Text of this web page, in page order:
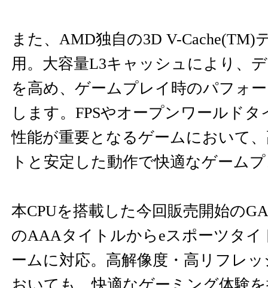
また、AMD独自の3D V-Cache(TM)
用。大容量L3キャッシュにより、
を高め、ゲームプレイ時のパフォ
します。FPSやオープンワールドタ
性能が重要となるゲームにおいて
トと安定した動作で快適なゲーム
本CPUを搭載した今回販売開始の
のAAAタイトルからeスポーツタイ
ームに対応。高解像度・高リフレ